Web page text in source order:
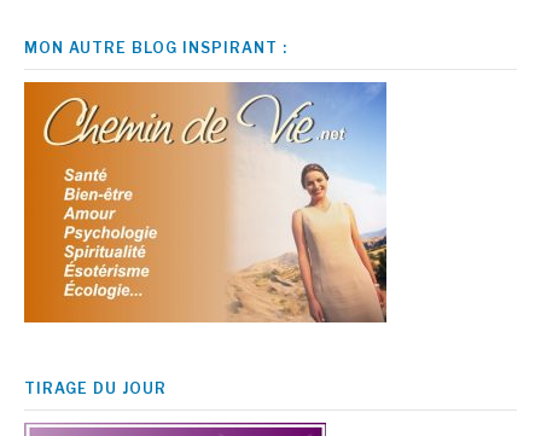
MON AUTRE BLOG INSPIRANT :
TIRAGE DU JOUR